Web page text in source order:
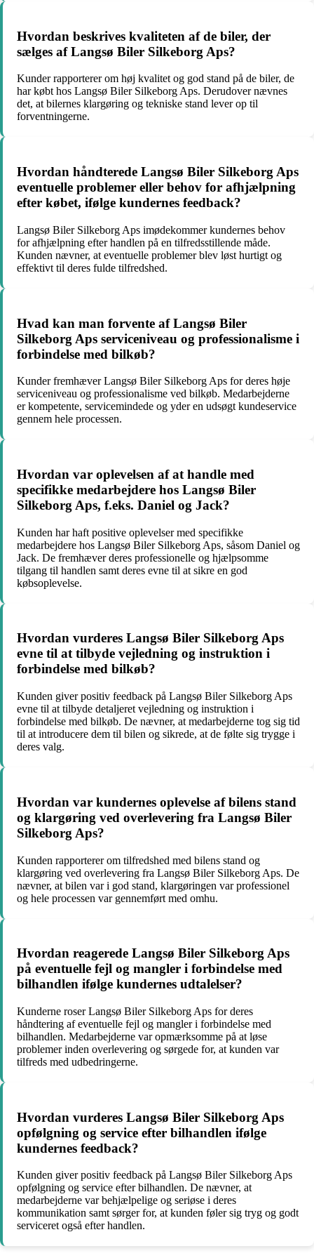
Hvordan beskrives kvaliteten af de biler, der
sælges af Langsø Biler Silkeborg Aps?
Kunder rapporterer om høj kvalitet og god stand på de biler, de
har købt hos Langsø Biler Silkeborg Aps. Derudover nævnes
det, at bilernes klargøring og tekniske stand lever op til
forventningerne.
Hvordan håndterede Langsø Biler Silkeborg Aps
eventuelle problemer eller behov for afhjælpning
efter købet, ifølge kundernes feedback?
Langsø Biler Silkeborg Aps imødekommer kundernes behov
for afhjælpning efter handlen på en tilfredsstillende måde.
Kunden nævner, at eventuelle problemer blev løst hurtigt og
effektivt til deres fulde tilfredshed.
Hvad kan man forvente af Langsø Biler
Silkeborg Aps serviceniveau og professionalisme i
forbindelse med bilkøb?
Kunder fremhæver Langsø Biler Silkeborg Aps for deres høje
serviceniveau og professionalisme ved bilkøb. Medarbejderne
er kompetente, servicemindede og yder en udsøgt kundeservice
gennem hele processen.
Hvordan var oplevelsen af at handle med
specifikke medarbejdere hos Langsø Biler
Silkeborg Aps, f.eks. Daniel og Jack?
Kunden har haft positive oplevelser med specifikke
medarbejdere hos Langsø Biler Silkeborg Aps, såsom Daniel og
Jack. De fremhæver deres professionelle og hjælpsomme
tilgang til handlen samt deres evne til at sikre en god
købsoplevelse.
Hvordan vurderes Langsø Biler Silkeborg Aps
evne til at tilbyde vejledning og instruktion i
forbindelse med bilkøb?
Kunden giver positiv feedback på Langsø Biler Silkeborg Aps
evne til at tilbyde detaljeret vejledning og instruktion i
forbindelse med bilkøb. De nævner, at medarbejderne tog sig tid
til at introducere dem til bilen og sikrede, at de følte sig trygge i
deres valg.
Hvordan var kundernes oplevelse af bilens stand
og klargøring ved overlevering fra Langsø Biler
Silkeborg Aps?
Kunden rapporterer om tilfredshed med bilens stand og
klargøring ved overlevering fra Langsø Biler Silkeborg Aps. De
nævner, at bilen var i god stand, klargøringen var professionel
og hele processen var gennemført med omhu.
Hvordan reagerede Langsø Biler Silkeborg Aps
på eventuelle fejl og mangler i forbindelse med
bilhandlen ifølge kundernes udtalelser?
Kunderne roser Langsø Biler Silkeborg Aps for deres
håndtering af eventuelle fejl og mangler i forbindelse med
bilhandlen. Medarbejderne var opmærksomme på at løse
problemer inden overlevering og sørgede for, at kunden var
tilfreds med udbedringerne.
Hvordan vurderes Langsø Biler Silkeborg Aps
opfølgning og service efter bilhandlen ifølge
kundernes feedback?
Kunden giver positiv feedback på Langsø Biler Silkeborg Aps
opfølgning og service efter bilhandlen. De nævner, at
medarbejderne var behjælpelige og seriøse i deres
kommunikation samt sørger for, at kunden føler sig tryg og godt
serviceret også efter handlen.